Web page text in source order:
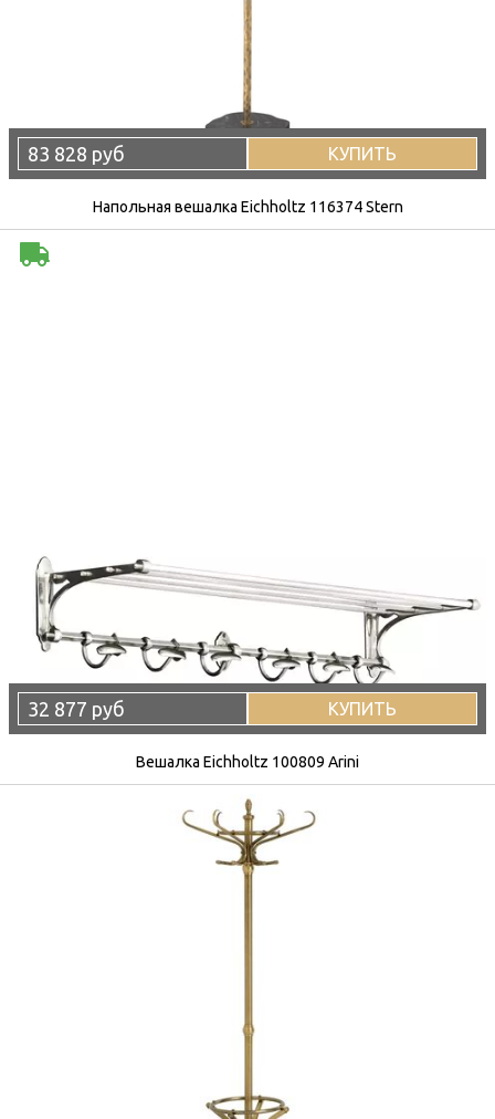
83 828 руб КУПИТЬ
Напольная вешалка Eichholtz 116374 Stern
32 877 руб КУПИТЬ
Вешалка Eichholtz 100809 Arini